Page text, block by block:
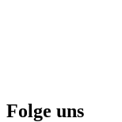
Folge uns